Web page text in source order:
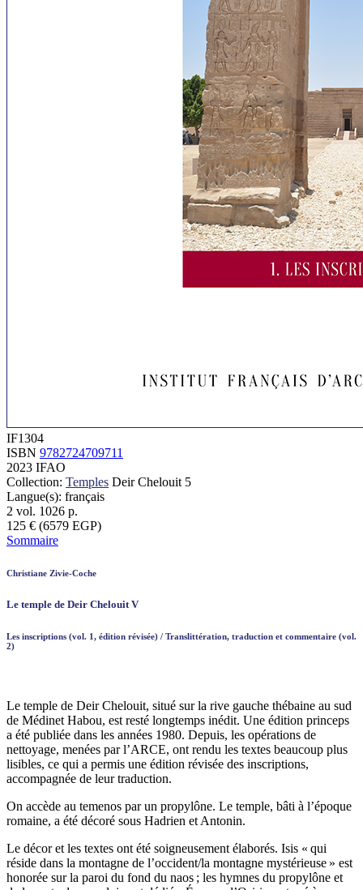
IF1304
ISBN 9782724709711
2023 IFAO
Collection: Temples Deir Chelouit 5
Langue(s): français
2 vol. 1026 p.
125 € (6579 EGP)
Sommaire
Christiane Zivie-Coche
Le temple de Deir Chelouit V
Les inscriptions (vol. 1, édition révisée) / Translittération, traduction et commentaire (vol.
2)
Le temple de Deir Chelouit, situé sur la rive gauche thébaine au sud
de Médinet Habou, est resté longtemps inédit. Une édition princeps
a été publiée dans les années 1980. Depuis, les opérations de
nettoyage, menées par l’ARCE, ont rendu les textes beaucoup plus
lisibles, ce qui a permis une édition révisée des inscriptions,
accompagnée de leur traduction.
On accède au temenos par un propylône. Le temple, bâti à l’époque
romaine, a été décoré sous Hadrien et Antonin.
Le décor et les textes ont été soigneusement élaborés. Isis « qui
réside dans la montagne de l’occident/la montagne mystérieuse » est
honorée sur la paroi du fond du naos ; les hymnes du propylône et